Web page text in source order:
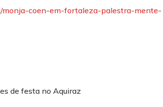
coen-em-fortaleza-palestra-mente-
de festa no Aquiraz